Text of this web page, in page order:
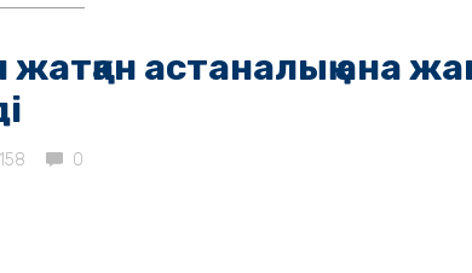
астаналық ана
0